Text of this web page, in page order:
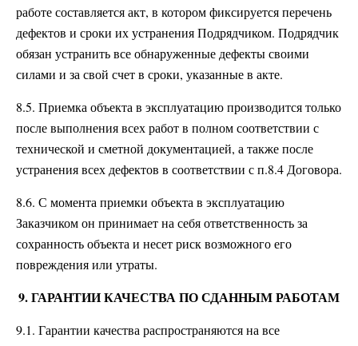
работе составляется акт, в котором фиксируется перечень
дефектов и сроки их устранения Подрядчиком. Подрядчик
обязан устранить все обнаруженные дефекты своими
силами и за свой счет в сроки, указанные в акте.
8.5. Приемка объекта в эксплуатацию производится только
после выполнения всех работ в полном соответствии с
технической и сметной документацией, а также после
устранения всех дефектов в соответствии с п.8.4 Договора.
8.6. С момента приемки объекта в эксплуатацию
Заказчиком он принимает на себя ответственность за
сохранность объекта и несет риск возможного его
повреждения или утраты.
9. ГАРАНТИИ КАЧЕСТВА ПО СДАННЫМ РАБОТАМ
9.1. Гарантии качества распространяются на все